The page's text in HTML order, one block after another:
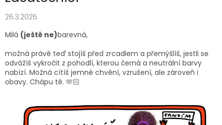
26.3.2025
Milá (ještě ne)barevná,
možná právě teď stojíš před zrcadlem a přemýšlíš, jestli se
odvážíš vykročit z pohodlí, kterou černá a neutrální barvy
nabízí. Možná cítíš jemné chvění, vzrušení, ale zároveň i
obavy. Chápu tě. 🫶🏻